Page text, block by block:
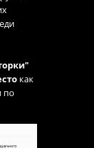
как
по